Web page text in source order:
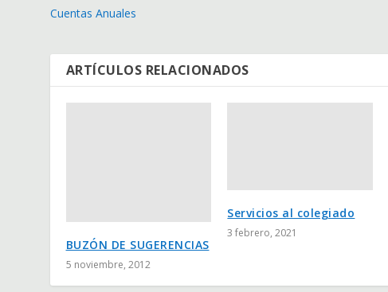
Cuentas Anuales
ARTÍCULOS RELACIONADOS
BUZÓN DE SUGERENCIAS
5 noviembre, 2012
Servicios al colegiado
3 febrero, 2021